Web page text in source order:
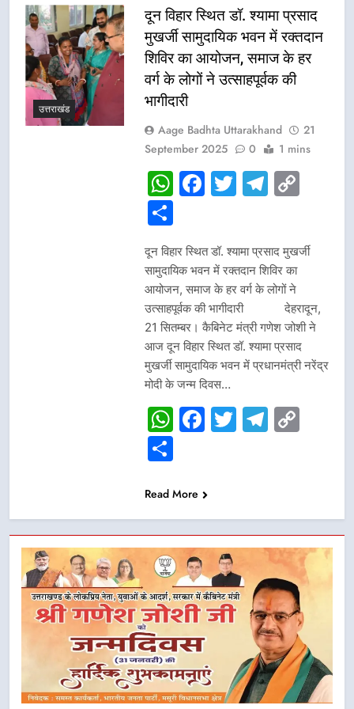
उत्तराखंड
दून विहार स्थित डॉ. श्यामा प्रसाद
मुखर्जी सामुदायिक भवन में रक्तदान
शिविर का आयोजन, समाज के हर
वर्ग के लोगों ने उत्साहपूर्वक की
भागीदारी
Aage Badhta Uttarakhand
21
September 2025
0 1 mins
WhatsApp
Facebook
Twitter
Share
दून विहार स्थित डॉ. श्यामा प्रसाद मुखर्जी
सामुदायिक भवन में रक्तदान शिविर का
आयोजन, समाज के हर वर्ग के लोगों ने
उत्साहपूर्वक की भागीदारी देहरादून,
21 सितम्बर। कैबिनेट मंत्री गणेश जोशी ने
आज दून विहार स्थित डॉ. श्यामा प्रसाद
मुखर्जी सामुदायिक भवन में प्रधानमंत्री नरेंद्र
मोदी के जन्म दिवस…
WhatsApp
Facebook
Twitter
Share
Read More